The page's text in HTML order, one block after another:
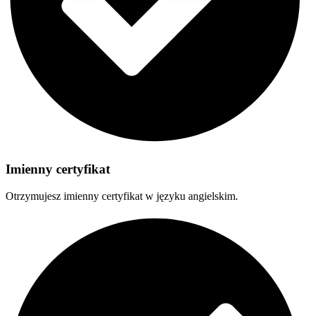
Imienny certyfikat
Otrzymujesz imienny certyfikat w języku angielskim.